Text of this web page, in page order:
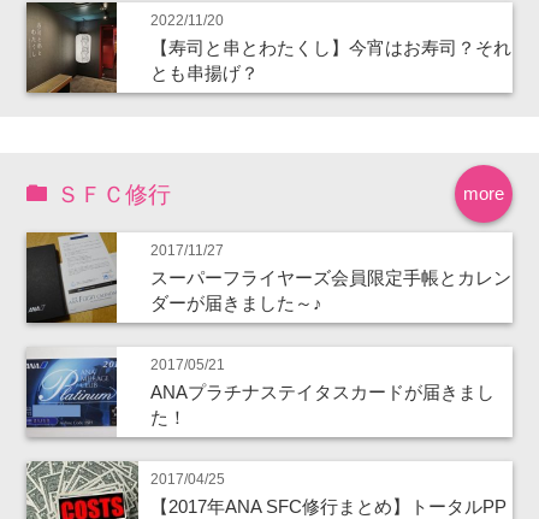
2022/11/20
【寿司と串とわたくし】今宵はお寿司？それ
とも串揚げ？
more
ＳＦＣ修行
2017/11/27
スーパーフライヤーズ会員限定手帳とカレン
ダーが届きました～♪
2017/05/21
ANAプラチナステイタスカードが届きまし
た！
2017/04/25
【2017年ANA SFC修行まとめ】トータルPP